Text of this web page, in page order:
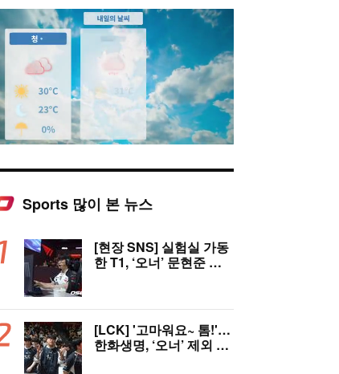
Sports 많이 본 뉴스
[현장 SNS] 실험실 가동
한 T1, ‘오너’ 문현준 선
[LCK] '고마워요~ 톰!'…
한화생명, ‘오너’ 제외 T1